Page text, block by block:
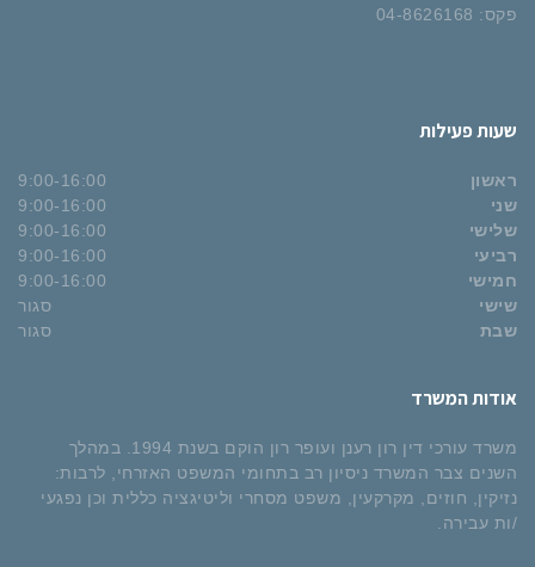
פקס: 04-8626168
שעות פעילות
ראשון
9:00-16:00
שני
9:00-16:00
שלישי
9:00-16:00
רביעי
9:00-16:00
חמישי
9:00-16:00
שישי
סגור
שבת
סגור
אודות המשרד
משרד עורכי דין רון רענן ועופר רון הוקם בשנת 1994. במהלך
השנים צבר המשרד ניסיון רב בתחומי המשפט האזרחי, לרבות:
נזיקין, חוזים, מקרקעין, משפט מסחרי וליטיגציה כללית וכן נפגעי
/ות עבירה.